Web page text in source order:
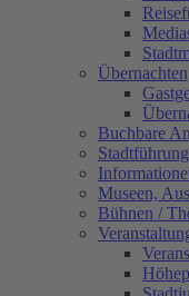
Übernachten
Buchbare
Museen,
Bühnen /